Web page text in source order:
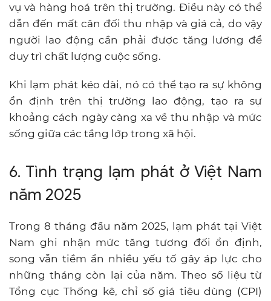
vụ và hàng hoá trên thị trường. Điều này có thể
dẫn đến mất cân đối thu nhập và giá cả, do vậy
người lao động cần phải được tăng lương để
duy trì chất lượng cuộc sống.
Khi lạm phát kéo dài, nó có thể tạo ra sự không
ổn định trên thị trường lao động, tạo ra sự
khoảng cách ngày càng xa về thu nhập và mức
sống giữa các tầng lớp trong xã hội.
6. Tình trạng lạm phát ở Việt Nam
năm 2025
Trong 8 tháng đầu năm 2025, lạm phát tại Việt
Nam ghi nhận mức tăng tương đối ổn định,
song vẫn tiềm ẩn nhiều yếu tố gây áp lực cho
những tháng còn lại của năm. Theo số liệu từ
Tổng cục Thống kê, chỉ số giá tiêu dùng (CPI)